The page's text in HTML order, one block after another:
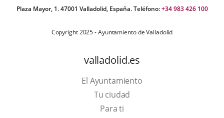
Plaza Mayor, 1. 47001 Valladolid, España. Teléfono:+34 983 426 100
Copyright 2025 - Ayuntamiento de Valladolid
valladolid.es
El Ayuntamiento
Tu ciudad
Para ti